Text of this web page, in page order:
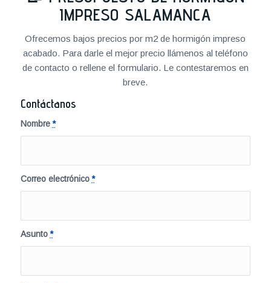
IMPRESO SALAMANCA
Ofrecemos bajos precios por m2 de hormigón impreso
acabado. Para darle el mejor precio llámenos al teléfono
de contacto o rellene el formulario. Le contestaremos en
breve.
Contáctanos
Nombre*
Correo electrónico*
Asunto*